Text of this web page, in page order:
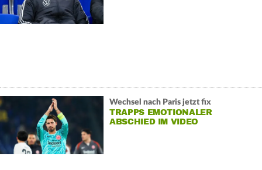
Wechsel nach Paris jetzt fix
TRAPPS EMOTIONALER
ABSCHIED IM VIDEO